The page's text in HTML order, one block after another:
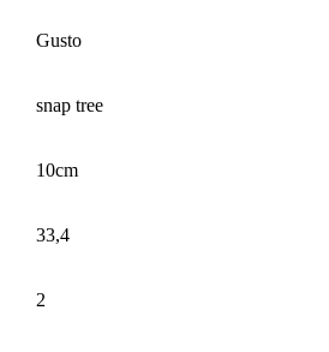
Gusto
snap tree
10cm
33,4
2